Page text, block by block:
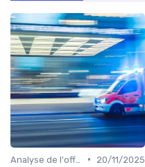
•
20/11/2025